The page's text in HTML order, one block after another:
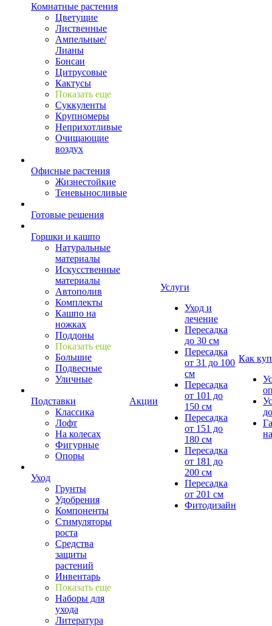
Комнатные растения
Цветущие
Лиственные
Ампельные/
Лианы
Бонсаи
Цитрусовые
Кактусы
Показать еще
Суккуленты
Крупномеры
Неприхотливые
Очищающие
воздух
Офисные растения
Жизнестойкие
Теневыносливые
Готовые решения
Горшки и кашпо
Натуральные
материалы
Искусственные
материалы
Автополив
Комплекты
Кашпо на
ножках
Поддоны
Показать еще
Большие
Подвесные
Уличные
Подставки
Классика
Лофт
На колесах
Фигурные
Опоры
Уход
Грунты
Удобрения
Компоненты
Стимуляторы
роста
Средства
защиты
растений
Инвентарь
Показать еще
Наборы для
ухода
Литература
Акции
Услуги
Уход и
лечение
Пересадка
до 30 см
Пересадка
от 31 до 100
см
Пересадка
от 101 до
150 см
Пересадка
от 151 до
180 см
Пересадка
от 181 до
200 см
Пересадка
от 201 см
Фитодизайн
Как